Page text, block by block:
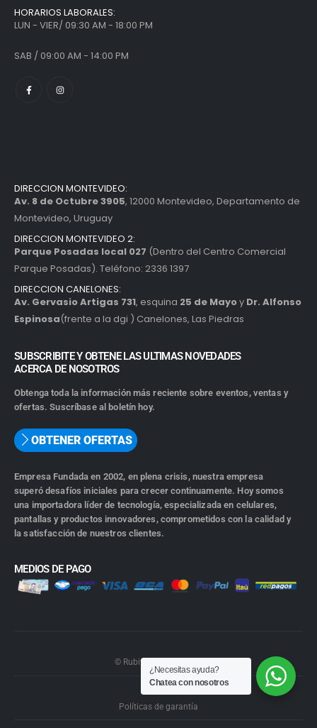
HORARIOS LABORALES:
LUN - VIER/ 09:30 AM - 18:00 PM
SAB / 09:00 AM - 14:00 PM
DIRECCION MONTEVIDEO:
Av. 8 de Octubre 3905, 12000 Montevideo, Departamento de
Montevideo, Uruguay
DIRECCION MONTEVIDEO 2:
Parque Posadas local 027 (Dentro del Centro Comercial
Parque Posadas). Teléfono: 2336 1397
DIRECCION CANELONES:
Av. Gervasio Artigas 731, esquina 25 de Mayoy Dr. Alfonso
Espinosa(frente a la dgi ) Canelones, Las Piedras
SUBSCRIBITE Y OBTENE LAS ULTIMAS NOVEDADES
ACERCA DE NOSOTROS
Obtenga toda la información más reciente sobre eventos, ventas y
ofertas. Suscríbase al boletín hoy.
OBTENER OFERTAS
Empresa Fundada en 2002, en plena crisis, nuestra empresa
superó desafíos iniciales para crecer continuamente. Hoy somos
una importadora líder de tecnología, especializada en celulares,
pantallas y productos innovadores, comprometidos con la calidad y
la satisfacción de nuestros clientes.
MEDIOS DE PAGO
© Rubiwebs.com 2026.
Políticas de garantía
¿Necesitas ayuda?
Chatea con nosotros